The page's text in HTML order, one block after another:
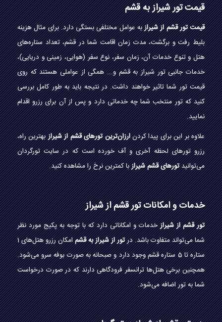
قیمت تور شیراز به قشم
قیمت تور قشم از شیرازبه عوامل مختلفی بستگی دارد. برای مثال هزینه
بلیط رفت و برگشت، مدت زمان اقامت شما در قشم، تعداد ستاره‌های
هتل و تنوع خدمات آن، زمان سفر، نوع سفر (هوایی، زمینی و دریایی)،
خدمات جانبی تور شیراز به قشم و... همگی از عواملی هستند که روی
قیمت تور شما تاثیر خواهند داشت. در نتیجه باید به طور کامل بررسی
کنید که تور منتخب شما چه خدماتی دارد و پس از آن برای رزرو اقدام
نمایید.
علاوه بر این برای پیدا کردنارزان‌ترین تورهای قشم از شیرازبهترین راه،
رزرو تورهای لحظه آخری و آف خورده است که در سایت تورگردان
می‌توانیدتورهای قشم شیرازبا کمترین نرخ را مشاهده کنید.
خدمات و امکانات تور قشم از شیراز
تور قشم از شیرازخدمات و امکاناتی دارد که با توجه به پکیج مورد نظر
شما می‌تواند متفاوت باشد. درتور از شیراز به قشم
امکان رزرو هتل‌های 1
ستاره تا 5 ستاره قشم وجود دارد و صبحانه به صورت بوفه سرو می‌شود.
همچنین برخی هتل‌ها ترانسفر فرودگاهی دارند که در صورت درخواست
شما به تور اضافه می‌شود.